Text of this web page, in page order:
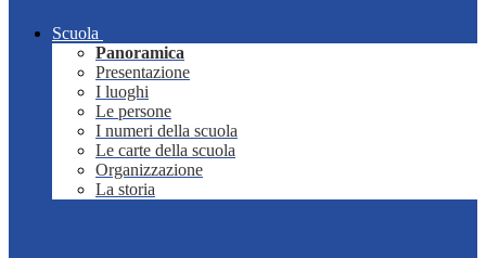
Scuola
Panoramica
Presentazione
I luoghi
Le persone
I numeri della scuola
Le carte della scuola
Organizzazione
La storia